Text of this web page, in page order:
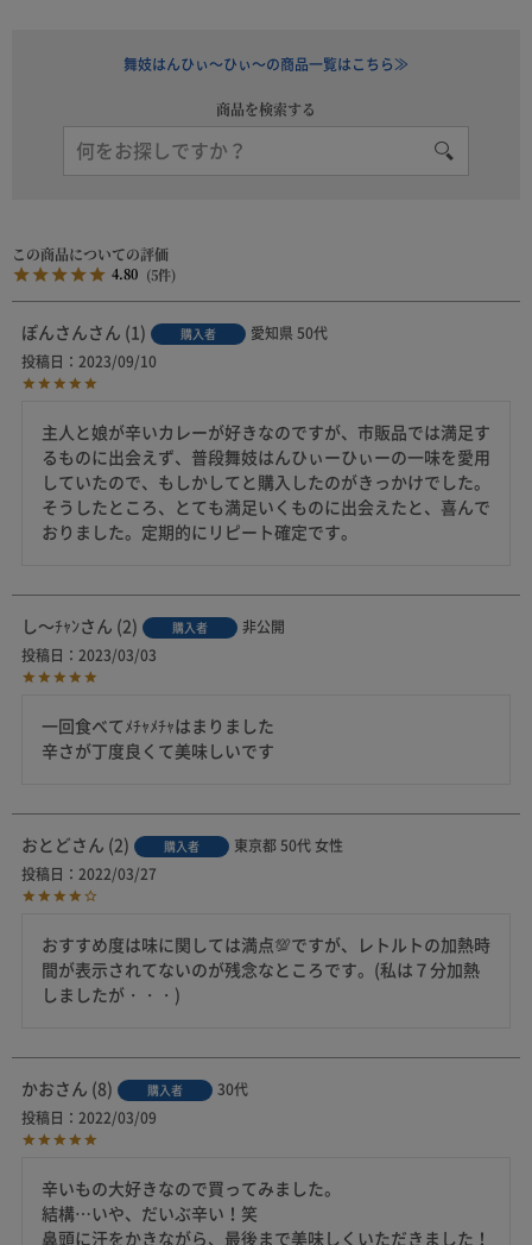
舞妓はんひぃ～ひぃ～の商品一覧はこちら≫
商品を検索する
4.80 5
ぽんさん 1 購入者 愛知県 50代
投稿日
2023/09/10
主人と娘が辛いカレーが好きなのですが、市販品では満足す
るものに出会えず、普段舞妓はんひぃーひぃーの一味を愛用
していたので、もしかしてと購入したのがきっかけでした。
そうしたところ、とても満足いくものに出会えたと、喜んで
おりました。定期的にリピート確定です。
し～ﾁｬﾝ 2 購入者
非公開
投稿日
2023/03/03
一回食べてﾒﾁｬﾒﾁｬはまりました
辛さが丁度良くて美味しいです
おとど 2 購入者 東京都 50代 女性
投稿日
2022/03/27
おすすめ度は味に関しては満点💯ですが、レトルトの加熱時
間が表示されてないのが残念なところです。(私は７分加熱
しましたが・・・)
かお 8 購入者
30代
投稿日
2022/03/09
辛いもの大好きなので買ってみました。
結構…いや、だいぶ辛い！笑
鼻頭に汗をかきながら、最後まで美味しくいただきました！